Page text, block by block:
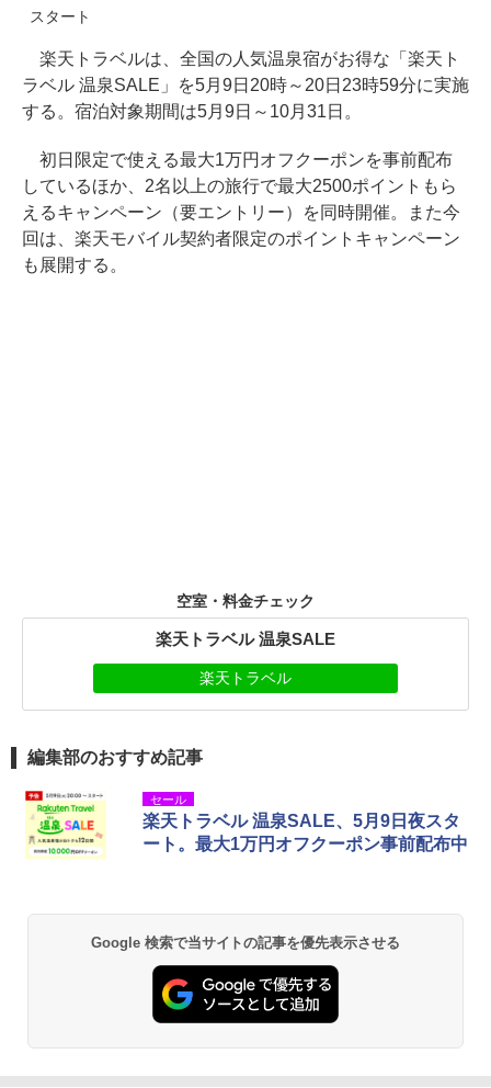
スタート
楽天トラベルは、全国の人気温泉宿がお得な「楽天ト
ラベル 温泉SALE」を5月9日20時～20日23時59分に実施
する。宿泊対象期間は5月9日～10月31日。
初日限定で使える最大1万円オフクーポンを事前配布
しているほか、2名以上の旅行で最大2500ポイントもら
えるキャンペーン（要エントリー）を同時開催。また今
回は、楽天モバイル契約者限定のポイントキャンペーン
も展開する。
空室・料金チェック
楽天トラベル 温泉SALE
楽天トラベル
編集部のおすすめ記事
セール
楽天トラベル 温泉SALE、5月9日夜スタ
ート。最大1万円オフクーポン事前配布中
Google 検索で当サイトの記事を優先表示させる